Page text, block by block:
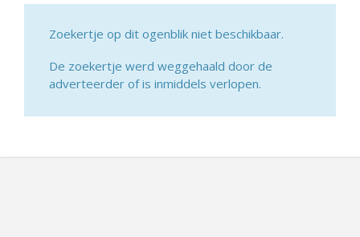
Zoekertje op dit ogenblik niet beschikbaar.
De zoekertje werd weggehaald door de
adverteerder of is inmiddels verlopen.